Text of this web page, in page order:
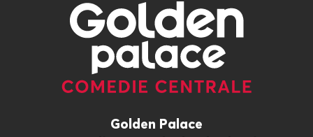
Golden Palace